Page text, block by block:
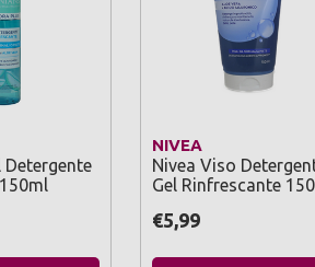
Detergente
NIVEA
Nivea Viso
Gel Rinfrescante 150
€5,99